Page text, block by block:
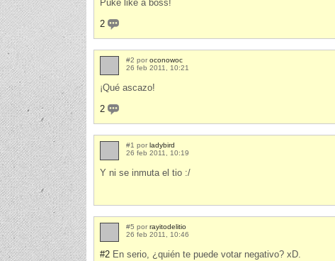
Puke like a boss!
2
#2 por oconowoc
26 feb 2011, 10:21
¡Qué ascazo!
2
#1 por ladybird
26 feb 2011, 10:19
Y ni se inmuta el tio :/
#5 por rayitodelitio
26 feb 2011, 10:46
#2 En serio, ¿quién te puede votar negativo? xD.